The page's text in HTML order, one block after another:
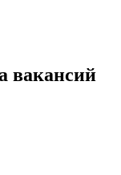
вакансий